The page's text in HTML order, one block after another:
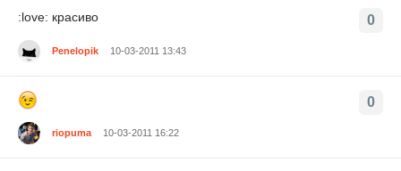
0
:love: красиво
Penelopik 10-03-2011 13:43
0
riopuma 10-03-2011 16:22